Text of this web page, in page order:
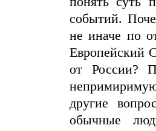
событий.
не иначе по
Европейский
от России?
другие
обычные